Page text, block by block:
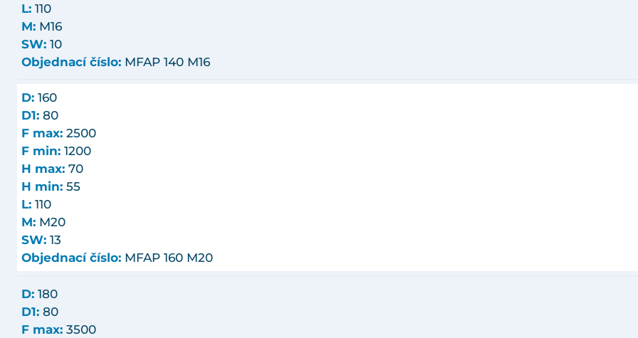
L: 110
M: M16
SW: 10
Objednací číslo: MFAP 140 M16
D: 160
D1: 80
F max: 2500
F min: 1200
H max: 70
H min: 55
L: 110
M: M20
SW: 13
Objednací číslo: MFAP 160 M20
D: 180
D1: 80
F max: 3500